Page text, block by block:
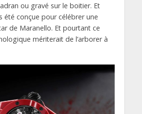
ou gravé sur le boitier. Et
été conçue pour célébrer une
de Maranello. Et pourtant ce
mériterait de l’arborer à